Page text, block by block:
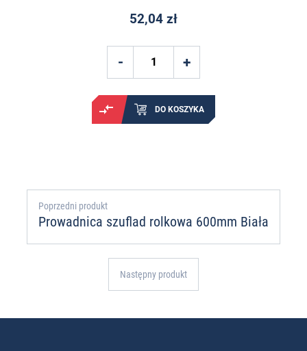
52,04 zł
DO KOSZYKA
Poprzedni produkt
Prowadnica szuflad rolkowa 600mm Biała
Następny produkt